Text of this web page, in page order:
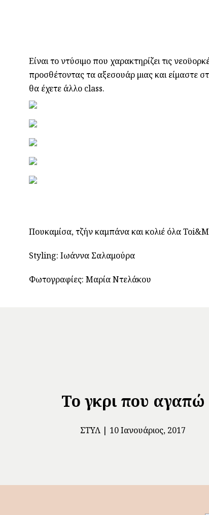
Είναι το ντύσιμο που χαρακτηρίζει τις
προσθέτοντας τα αξεσουάρ μιας και είμαστε
θα έχετε άλλο class.
Πουκαμίσα, τζήν καμπάνα και κολιέ όλα
Styling: Ιωάννα Σαλαμούρα
Φωτογραφίες: Μαρία Ντελάκου
Το γκρι που αγαπώ
ΣΤΥΛ 10 Ιανουάριος, 2017